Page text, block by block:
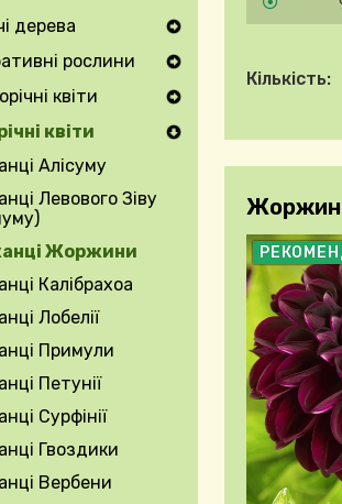
дерева
Navigation Menu
рослини
Navigation Menu
квіти
Navigation Menu
квіти
Алісуму
Левового Зіву
Жоржини
Калібрахоа
Лобелії
Примули
Петунії
Сурфінії
Гвоздики
Вербени
Кількість: